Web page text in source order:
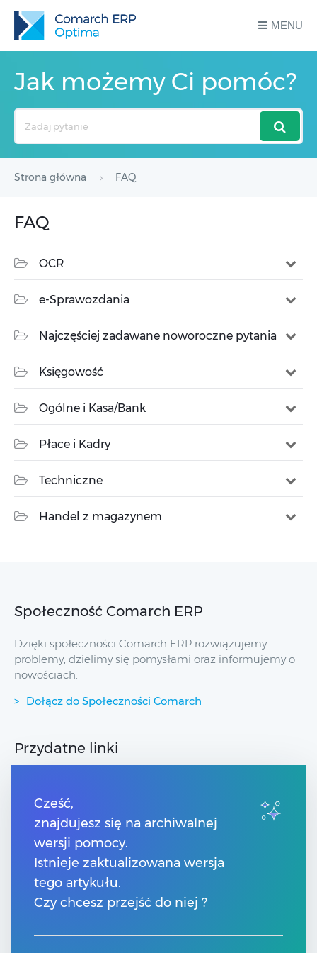
MENU
Jak możemy Ci pomóc?
Strona główna FAQ
FAQ
OCR
e-Sprawozdania
Najczęściej zadawane noworoczne pytania
Księgowość
Ogólne i Kasa/Bank
Płace i Kadry
Techniczne
Handel z magazynem
Społeczność Comarch ERP
Dzięki społeczności Comarch ERP rozwiązujemy
problemy, dzielimy się pomysłami oraz informujemy o
nowościach.
Dołącz do Społeczności Comarch
Przydatne linki
Strony dla Partnerów
Pomoc Comarch Betterfly
Pomoc Comarch e-Sklep
Pomoc Comarch HRM
Pomoc Optima w chmurze
Kontakt
Znajdź Partnera Comarch
Cześć,
znajdujesz się na archiwalnej
wersji pomocy.
Istnieje zaktualizowana wersja
tego artykułu.
Czy chcesz przejść do niej ?